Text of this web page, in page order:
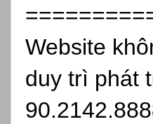
Website
duy trì phát